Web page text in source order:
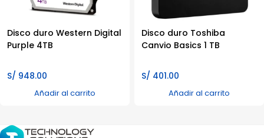
Disco duro Western Digital
Purple 4TB
S/ 948.00
Añadir al carrito
Disco duro Toshiba
Canvio Basics 1 TB
S/ 401.00
Añadir al carrito